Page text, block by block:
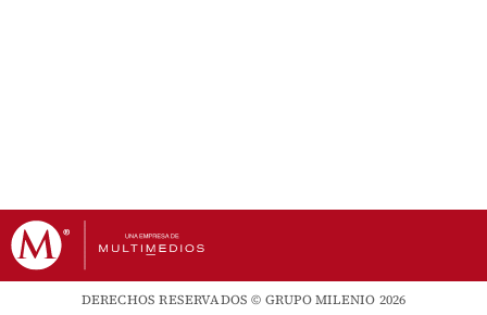
DERECHOS RESERVADOS © GRUPO MILENIO 2026